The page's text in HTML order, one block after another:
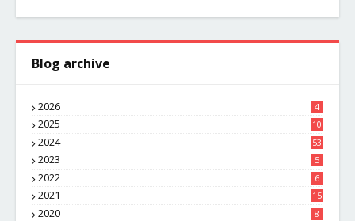
Blog archive
2026 4
2025
10
8
2024 53
2023 5
2022 6
2021 15
2020 8